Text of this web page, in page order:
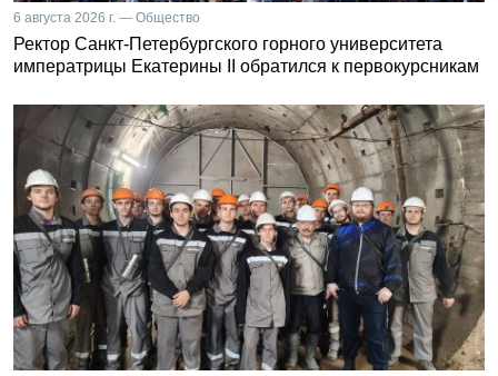
6 августа 2026 г. — Общество
Ректор Санкт-Петербургского горного университета
императрицы Екатерины II обратился к первокурсникам